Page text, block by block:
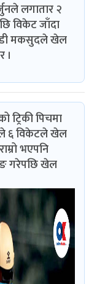
लगातार २
विकेट जाँदा
मकसुदले खेल
।
ट्रिकी पिचमा
६ विकेटले खेल
भएपनि
गरेपछि खेल